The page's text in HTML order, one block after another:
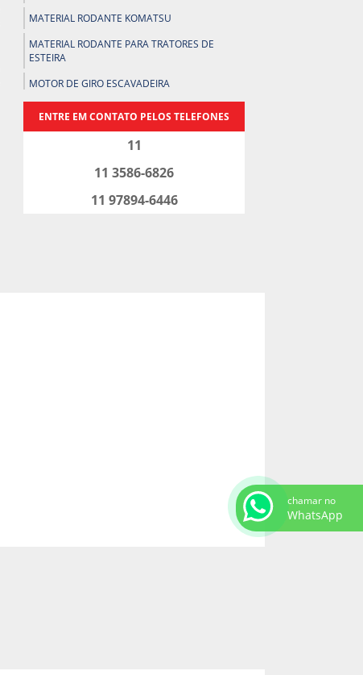
MATERIAL RODANTE KOMATSU
MATERIAL RODANTE PARA TRATORES DE
ESTEIRA
MOTOR DE GIRO ESCAVADEIRA
PEÇAS PARA KOMATSU
ENTRE EM CONTATO PELOS TELEFONES
11
11 3586-6826
11 97894-6446
chamar no
WhatsApp